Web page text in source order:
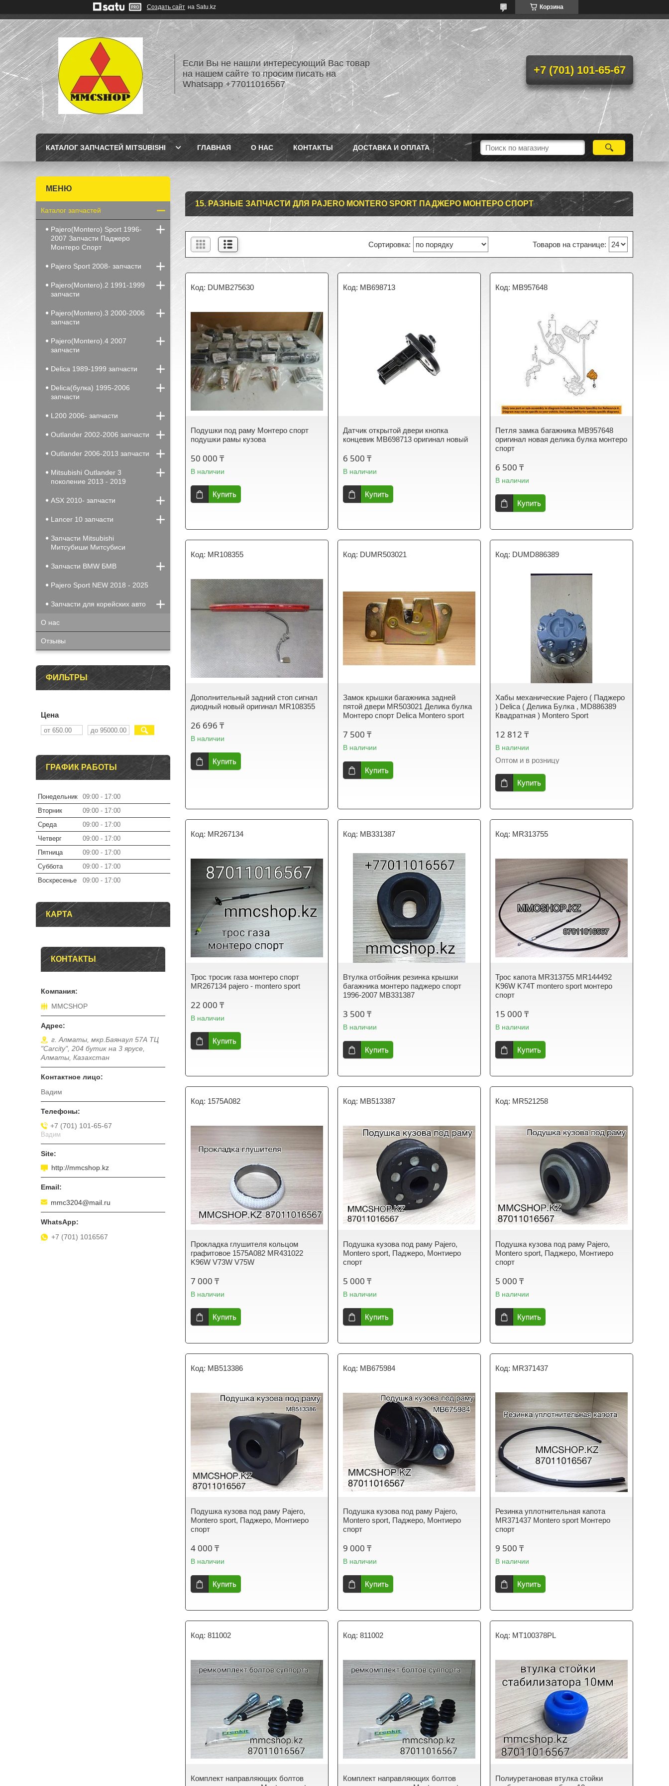
Создать сайт на Satu.kz Корзина
Если Вы не нашли интересующий Вас товар
на нашем сайте то просим писать на
Whatsapp +77011016567
+7 (701) 101-65-67
КАТАЛОГ ЗАПЧАСТЕЙ MITSUBISHI ГЛАВНАЯ О НАС КОНТАКТЫ ДОСТАВКА И ОПЛАТА
15. РАЗНЫЕ ЗАПЧАСТИ ДЛЯ PAJERO MONTERO SPORT ПАДЖЕРО МОНТЕРО СПОРТ
DUMB275630
Подушки под раму Монтеро спорт
подушки рамы кузова
50 000 ₸
В наличии
Купить
MB698713
Датчик открытой двери кнопка
концевик MB698713 оригинал новый
6 500 ₸
В наличии
Купить
MB957648
Петля замка багажника MB957648
оригинал новая делика булка монтеро
спорт
6 500 ₸
В наличии
Купить
MR108355
Дополнительный задний стоп сигнал
диодный новый оригинал MR108355
26 696 ₸
В наличии
Купить
DUMR503021
Замок крышки багажника задней
пятой двери MR503021 Делика булка
Монтеро спорт Delica Montero sport
7 500 ₸
В наличии
Купить
DUMD886389
Хабы механические Pajero ( Паджеро
) Delica ( Делика Булка , MD886389
Квадратная ) Montero Sport
12 812 ₸
В наличии
Оптом и в розницу
Купить
MR267134
Трос тросик газа монтеро спорт
MR267134 pajero - montero sport
22 000 ₸
В наличии
Купить
MB331387
Втулка отбойник резинка крышки
багажника монтеро паджеро спорт
1996-2007 MB331387
3 500 ₸
В наличии
Купить
MR313755
Трос капота MR313755 MR144492
K96W K74T montero sport монтеро
спорт
15 000 ₸
В наличии
Купить
1575A082
Прокладка глушителя кольцом
графитовое 1575A082 MR431022
K96W V73W V75W
7 000 ₸
В наличии
Купить
MB513387
Подушка кузова под раму Pajero,
Montero sport, Паджеро, Монтиеро
спорт
5 000 ₸
В наличии
Купить
MR521258
Подушка кузова под раму Pajero,
Montero sport, Паджеро, Монтиеро
спорт
5 000 ₸
В наличии
Купить
MB513386
Подушка кузова под раму Pajero,
Montero sport, Паджеро, Монтиеро
спорт
4 000 ₸
В наличии
Купить
MB675984
Подушка кузова под раму Pajero,
Montero sport, Паджеро, Монтиеро
спорт
9 000 ₸
В наличии
Купить
MR371437
Резинка уплотнительная капота
MR371437 Montero sport Монтеро
спорт
9 500 ₸
В наличии
Купить
811002
Комплект направляющих болтов
811002
Комплект направляющих болтов
MT100378PL
Полиуретановая втулка стойки
Каталог запчастей
Pajero(Montero) Sport 1996-
2007 Запчасти Паджеро
Монтеро Спорт
Pajero Sport 2008- запчасти
Pajero(Montero).2 1991-1999
запчасти
Pajero(Montero).3 2000-2006
запчасти
Pajero(Montero).4 2007
запчасти
Delica 1989-1999 запчасти
Delica(булка) 1995-2006
запчасти
L200 2006- запчасти
Outlander 2002-2006 запчасти
Outlander 2006-2013 запчасти
Mitsubishi Outlander 3
поколение 2013 - 2019
ASX 2010- запчасти
Lancer 10 запчасти
Запчасти Mitsubishi
Митсубиши Митсубиси
Запчасти BMW БМВ
Pajero Sport NEW 2018 - 2025
Запчасти для корейских авто
О нас
Отзывы
ФИЛЬТРЫ
Цена
ГРАФИК РАБОТЫ
Понедельник 09:00
17:00
Вторник
09:00
17:00
Среда
09:00
17:00
Четверг
09:00
17:00
Пятница
09:00
17:00
Суббота
09:00
17:00
Воскресенье
09:00 17:00
КАРТА
КОНТАКТЫ
MMCSHOP
г. Алматы, мкр.Баянаул 57А ТЦ
"Carcity", 204 бутик на 3 ярусе,
Алматы, Казахстан
Вадим
+7 (701) 101-65-67
Вадим
http://mmcshop.kz
mmc3204@mail.ru
+7 (701) 1016567